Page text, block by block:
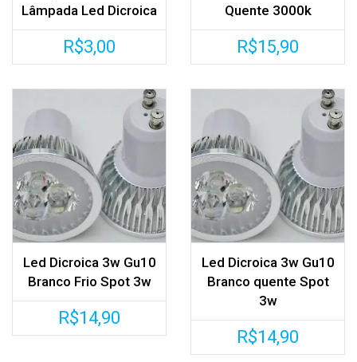
Lâmpada Led Dicroica
R$3,00
Quente 3000k
R$15,90
Led Dicroica 3w Gu10
Branco Frio Spot 3w
R$14,90
Led Dicroica 3w Gu10
Branco quente Spot
3w
R$14,90